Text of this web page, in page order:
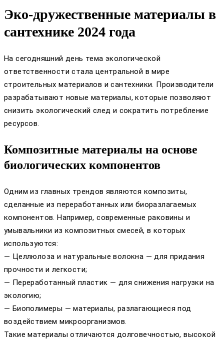
Эко-дружественные материалы в
сантехнике 2024 года
На сегодняшний день тема экологической
ответственности стала центральной в мире
строительных материалов и сантехники. Производители
разрабатывают новые материалы, которые позволяют
снизить экологический след и сократить потребление
ресурсов.
Композитные материалы на основе
биологических компонентов
Одним из главных трендов являются композиты,
сделанные из переработанных или биоразлагаемых
компонентов. Например, современные раковины и
умывальники из композитных смесей, в которых
используются:
— Целлюлоза и натуральные волокна — для придания
прочности и легкости;
— Переработанный пластик — для снижения нагрузки на
экологию;
— Биополимеры — материалы, разлагающиеся под
воздействием микроорганизмов.
Такие материалы отличаются долговечностью, высокой